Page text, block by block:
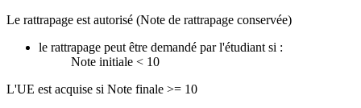
Le rattrapage est autorisé (Note de rattrapage conservée)
le rattrapage peut être demandé par l'étudiant si :
Note initiale < 10
L'UE est acquise si Note finale >= 10